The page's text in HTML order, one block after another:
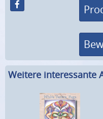
Weitere interessante